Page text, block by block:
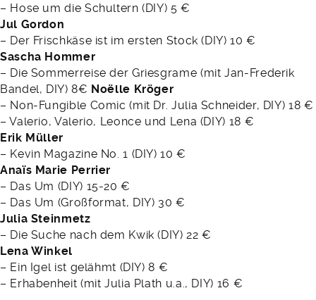
– Hose um die Schultern (DIY) 5 €
Jul Gordon
– Der Frischkäse ist im ersten Stock (DIY) 10 €
Sascha Hommer
– Die Sommerreise der Griesgrame (mit Jan-Frederik
Bandel, DIY) 8€ Noëlle Kröger
– Non-Fungible Comic (mit Dr. Julia Schneider, DIY) 18 €
– Valerio, Valerio, Leonce und Lena (DIY) 18 €
Erik Müller
– Kevin Magazine No. 1 (DIY) 10 €
Anaïs Marie Perrier
– Das Um (DIY) 15-20 €
– Das Um (Großformat, DIY) 30 €
Julia Steinmetz
– Die Suche nach dem Kwik (DIY) 22 €
Lena Winkel
– Ein Igel ist gelähmt (DIY) 8 €
– Erhabenheit (mit Julia Plath u.a., DIY) 16 €